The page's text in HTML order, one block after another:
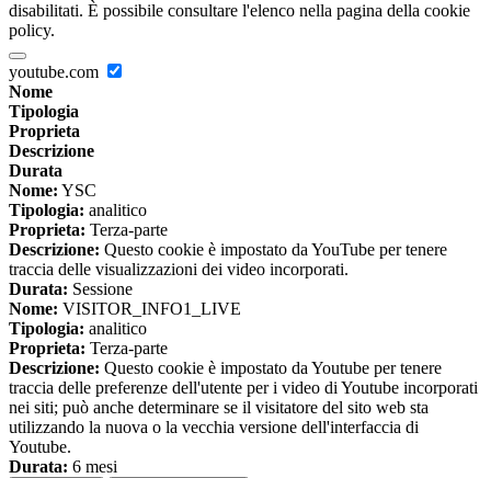
disabilitati. È possibile consultare l'elenco nella pagina della cookie
policy.
youtube.com
Nome
Tipologia
Proprieta
Descrizione
Durata
Nome: YSC
Tipologia: analitico
Proprieta: Terza-parte
Descrizione: Questo cookie è impostato da YouTube per tenere
traccia delle visualizzazioni dei video incorporati.
Durata: Sessione
Nome: VISITOR_INFO1_LIVE
Tipologia: analitico
Proprieta: Terza-parte
Descrizione: Questo cookie è impostato da Youtube per tenere
traccia delle preferenze dell'utente per i video di Youtube incorporati
nei siti; può anche determinare se il visitatore del sito web sta
utilizzando la nuova o la vecchia versione dell'interfaccia di
Youtube.
Durata: 6 mesi